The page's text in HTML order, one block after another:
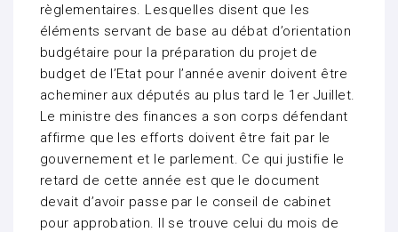
règlementaires. Lesquelles disent que les
éléments servant de base au débat d’orientation
budgétaire pour la préparation du projet de
budget de l’Etat pour l’année avenir doivent être
acheminer aux députés au plus tard le 1er Juillet.
Le ministre des finances a son corps défendant
affirme que les efforts doivent être fait par le
gouvernement et le parlement. Ce qui justifie le
retard de cette année est que le document
devait d’avoir passe par le conseil de cabinet
pour approbation. Il se trouve celui du mois de